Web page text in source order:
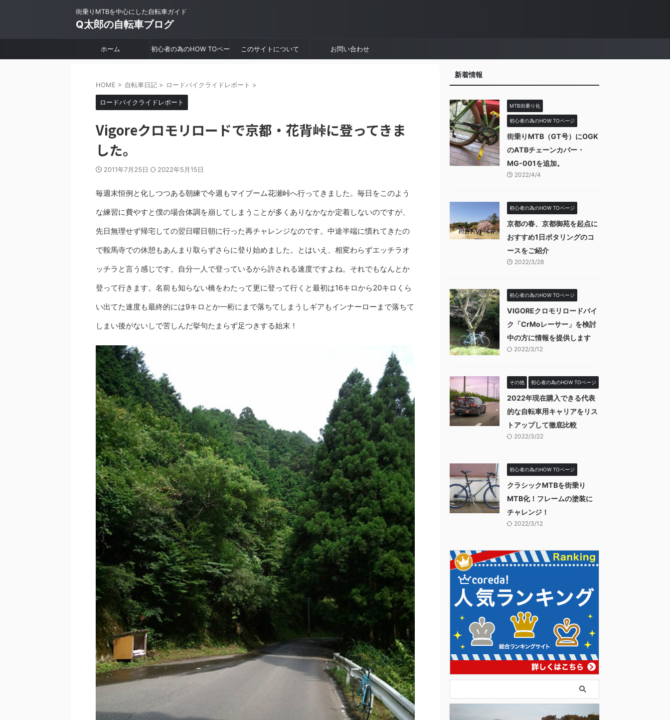
街乗りMTBを中心にした自転車ガイド
Q太郎の自転車ブログ
ホーム 初心者の為のHOW TOペー このサイトについて お問い合わせ
HOME > 自転車日記 > ロードバイクライドレポート >
ロードバイクライドレポート
Vigoreクロモリロードで京都・花背峠に登ってきま
した。
2011年7月25日 2022年5月15日
毎週末恒例と化しつつある朝練で今週もマイブーム花瀬峠へ行ってきました。毎日をこのよう
な練習に費やすと僕の場合体調を崩してしまうことが多くありなかなか定着しないのですが、
先日無理せず帰宅しての翌日曜日朝に行った再チャレンジなのです。中途半端に慣れてきたの
で鞍馬寺での休憩もあんまり取らずさらに登り始めました。とはいえ、相変わらずエッチラオ
ッチラと言う感じです。自分一人で登っているから許される速度ですよね。それでもなんとか
登って行きます。名前も知らない橋をわたって更に登って行くと最初は16キロから20キロくら
い出てた速度も最終的には9キロとか一桁にまで落ちてしまうしギアもインナーローまで落ちて
しまい後がないしで苦しんだ挙句たまらず足つきする始末！
新着情報
MTB街乗り化
初心者の為のHOW TOページ
街乗りMTB（GT号）にOGK
のATBチェーンカバー・
MG-001を追加。
2022/4/4
初心者の為のHOW TOページ
京都の春、京都御苑を起点に
おすすめ1日ポタリングのコ
ースをご紹介
2022/3/28
初心者の為のHOW TOページ
VIGOREクロモリロードバイ
ク「CrMoレーサー」を検討
中の方に情報を提供します
2022/3/12
その他 初心者の為のHOW TOページ
2022年現在購入できる代表
的な自転車用キャリアをリス
トアップして徹底比較
2022/3/22
初心者の為のHOW TOページ
クラシックMTBを街乗り
MTB化！フレームの塗装に
チャレンジ！
2022/3/12